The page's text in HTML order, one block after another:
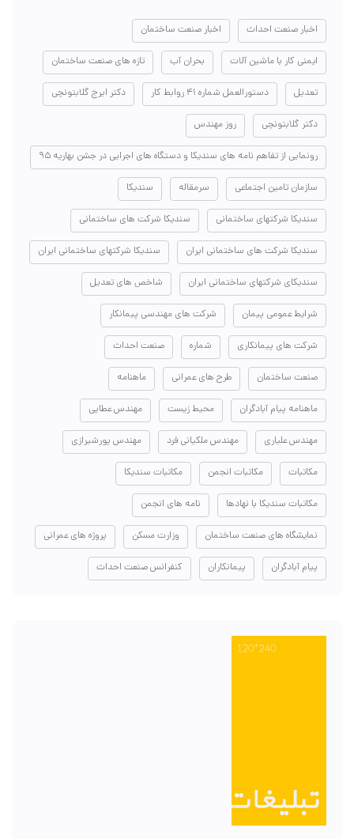
اخبار صنعت احداث اخبار صنعت ساختمان
ایمنی کار با ماشین آلات بحران آب تازه های صنعت ساختمان
تعدیل دستورالعمل شماره ۴۱ روابط کار دکتر ایرج گلابتونچی
دکتر گلابتونچی روز مهندس
رونمایی از تفاهم نامه های سندیکا و دستگاه های اجرایی در جشن بهاریه ۹۵
سازمان تامین اجتماعی سرمقاله سندیکا
سندیکا شرکتهای ساختمانی سندیکا شرکت های ساختمانی
سندیکا شرکت های ساختمانی ایران سندیکا شرکتهای ساختمانی ایران
سندیکای شرکتهای ساختمانی ایران شاخص های تعدیل
شرایط عمومی پیمان شرکت های مهندسی پیمانکار
شرکت های پیمانکاری شماره صنعت احداث
صنعت ساختمان طرح های عمرانی ماهنامه
ماهنامه پیام آبادگران محیط زیست مهندس عطایی
مهندس علیاری مهندس ملکیانی فرد مهندس پورشیرازی
مکاتبات مکاتبات انجمن مکاتبات سندیکا
مکاتبات سندیکا با نهادها نامه های انجمن
نمایشگاه های صنعت ساختمان وزارت مسکن پروژه های عمرانی
پیام آبادگران پیمانکاران کنفرانس صنعت احداث